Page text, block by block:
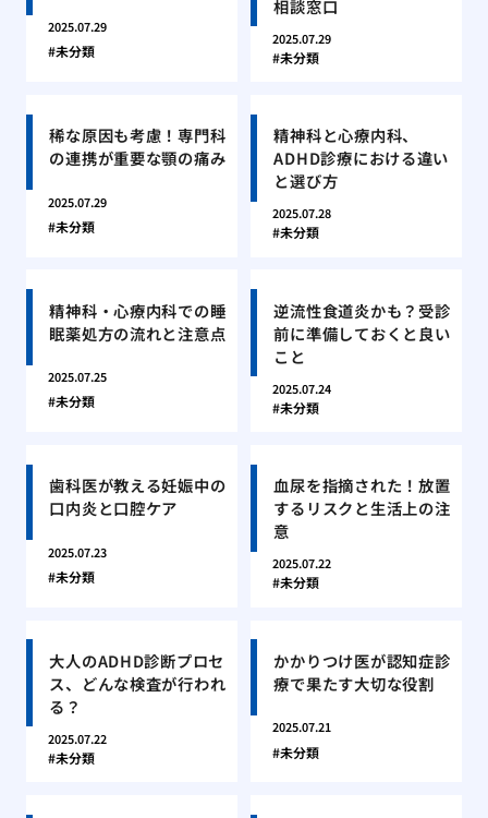
2025.07.29
未分類
相談窓口
2025.07.29
未分類
稀な原因も考慮！専門科
の連携が重要な顎の痛み
2025.07.29
未分類
精神科と心療内科、
ADHD診療における違い
と選び方
2025.07.28
未分類
精神科・心療内科での睡
眠薬処方の流れと注意点
2025.07.25
未分類
逆流性食道炎かも？受診
前に準備しておくと良い
こと
2025.07.24
未分類
歯科医が教える妊娠中の
口内炎と口腔ケア
2025.07.23
未分類
血尿を指摘された！放置
するリスクと生活上の注
意
2025.07.22
未分類
大人のADHD診断プロセ
ス、どんな検査が行われ
る？
2025.07.22
未分類
かかりつけ医が認知症診
療で果たす大切な役割
2025.07.21
未分類